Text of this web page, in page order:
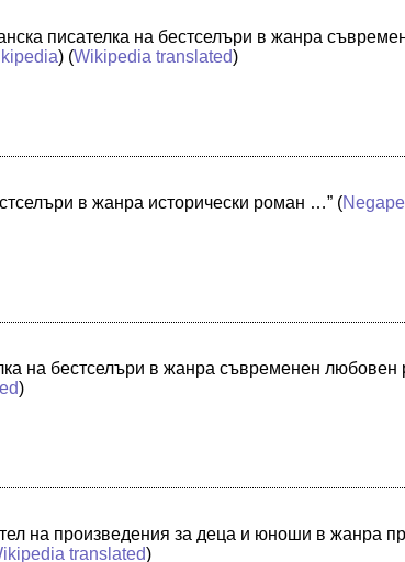
писателка на бестселъри в жанра
) (Wikipedia translated)
в жанра исторически роман …” (
на бестселъри в жанра съвременен
)
на произведения за деца и юноши в жанра
translated)